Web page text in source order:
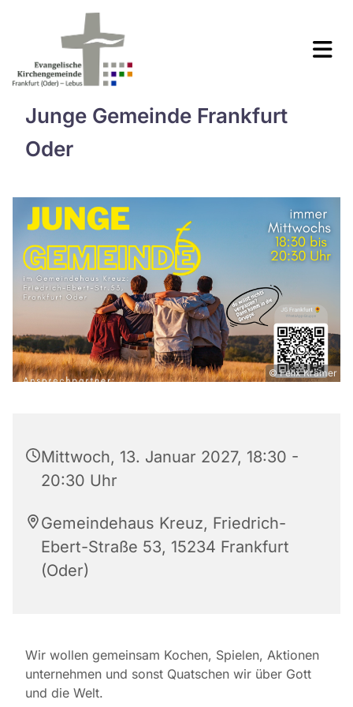
Junge Gemeinde Frankfurt
Oder
© Felix Krämer
Mittwoch, 13. Januar 2027, 18:30 -
20:30 Uhr
Gemeindehaus Kreuz, Friedrich-
Ebert-Straße 53, 15234 Frankfurt
(Oder)
Wir wollen gemeinsam Kochen, Spielen, Aktionen
unternehmen und sonst Quatschen wir über Gott
und die Welt.